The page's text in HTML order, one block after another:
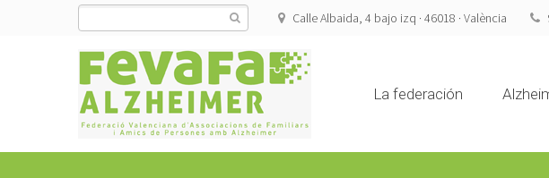
Calle Albaida, 4 bajo izq · 46018 · València
La federación